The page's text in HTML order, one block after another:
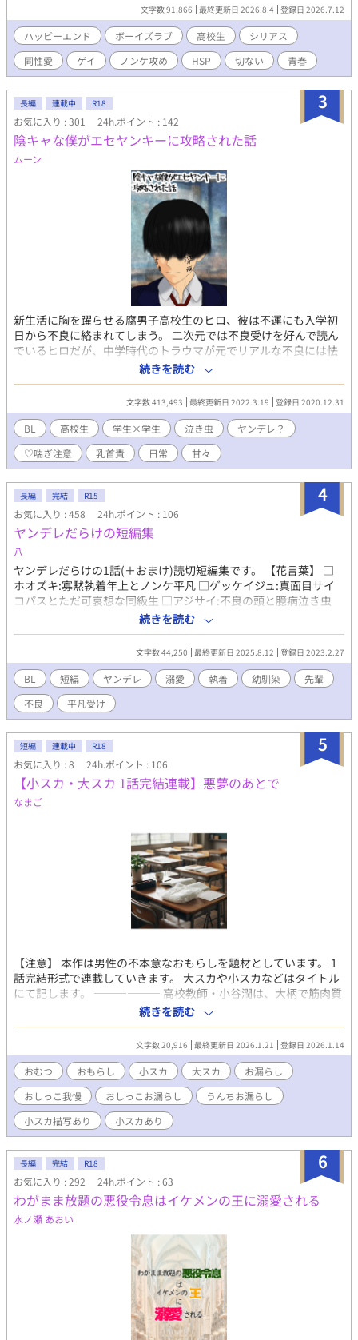
でも最後に、圭が選んだのは“ただの幼なじみ”じゃない未来だっ
た。 嘘と偏見にまみれた世界の中で、たった一つの本物を証明す
る。
文字数 91,866 最終更新日 2026.8.4 登録日 2026.7.12
ハッピーエンド ボーイズラブ 高校生
シリアス
同性愛
ゲイ ノンケ攻め HSP 切ない 青春
3
長編 連載中 R18
お気に入り : 301 24h.ポイント : 142
陰キャな僕がエセヤンキーに攻略された話
ムーン
新生活に胸を躍らせる腐男子高校生のヒロ、彼は不運にも入学初
日から不良に絡まれてしまう。 二次元では不良受けを好んで読ん
でいるヒロだが、中学時代のトラウマが元でリアルな不良には怯
えてしまう。 しかし不良の正体はヒロに一目惚れをしてヒロ好み
の不良のように振る舞っているヤンデレ男子。毎朝駅前で待ち伏
せし、下校もべったり。 最初こそ怖がってばかりのヒロだった
が、不良っぽい格好と態度の割に宿題などは真面目にやり問題行
動も起こさない彼に安心し、段々と友情を深めていく。 恐怖心が
消えるとヒロは元々見た目が好みな彼を意識するようになってい
き、悶々とした日々を送るようになる。 そんなある日、彼の泣き
顔を見てしまいヒロの泣き顔フェチが暴走し── ── ────
────── 泣き顔フェチのメカクレ男子×すぐボロを出す泣き
虫エセヤンキーの、ピュア恋ＢＬ ※♡記号使用アリ。 ※タイトル
に♡記号のある回は不良視点。 ※暴力描写・痴漢描写アリ(軽度)
※腐男子の腐男子感薄めかも。
続きを読む
文字数 413,493 最終更新日 2022.3.19 登録日 2020.12.31
BL 高校生 学生×学生 泣き虫
ヤンデレ？
♡喘ぎ注意
乳首責 日常 甘々
4
長編 完結 R15
お気に入り : 458 24h.ポイント : 106
ヤンデレだらけの短編集
八
ヤンデレだらけの1話(＋おまけ)読切短編集です。 【花言葉】 □
ホオズキ:寡黙執着年上とノンケ平凡 □ゲッケイジュ:真面目サイ
コパスとただ可哀想な同級生 □アジサイ:不良の頭と臆病泣き虫
□ラベンダー:希死念慮不良とおバカ □デルフィニウム:執着傲慢
幼馴染と地味ぼっち ムーンライトノベル様に別名義で投稿してい
ます。 かなり昔に書いたもので芸風(？)が違うのですが、楽しん
でいただければ嬉しいです！ 【異世界短編】単発ネタ殴り書き随
時掲載。 ◻︎お付きくんは反社ボスから逃げ出したい！:お馬鹿主人
公くんと傲慢ボス
続きを読む
文字数 44,250 最終更新日 2025.8.12 登録日 2023.2.27
BL 短編 ヤンデレ 溺愛 執着 幼馴染
先輩
不良
平凡受け
5
短編 連載中 R18
お気に入り : 8 24h.ポイント : 106
【小スカ・大スカ 1話完結連載】悪夢のあとで
なまご
【注意】 本作は男性の不本意なおもらしを題材としています。 1
話完結形式で連載していきます。 大スカや小スカなどはタイトル
にて記します。 ―――――― 高校教師・小谷潤は、大柄で筋肉質
な見た目とは裏腹に、極端に気弱で泣き虫な先生。 大学生の頃、
スカトロ趣味の悪辣な先輩に目をつけられて地獄のような日々を
送っていたが、ある日学内で有名な、“桜原の悪夢”とよばれるア
マチュアボクサー・水澤冬也に救われ、まるで悪夢から目覚めた
ように解放された。 ……はずだった。 しかし潤の身体には、緊張
すると失禁してしまう深刻な後遺症が残ってしまい──。 そんな
潤の赴任先の高校に、冬也が転任してきて……？
続きを読む
文字数 20,916 最終更新日 2026.1.21 登録日 2026.1.14
おむつ おもらし 小スカ 大スカ
お漏らし
おしっこ我慢
おしっこお漏らし
うんちお漏らし
小スカ描写あり
小スカあり
6
長編 完結 R18
お気に入り : 292 24h.ポイント : 63
わがまま放題の悪役令息はイケメンの王に溺愛される
水ノ瀬 あおい